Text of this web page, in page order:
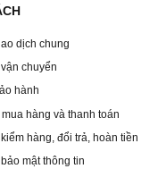
dịch chung
chuyển
hành
hàng và thanh toán
hàng, đổi trả, hoàn tiền
mật thông tin